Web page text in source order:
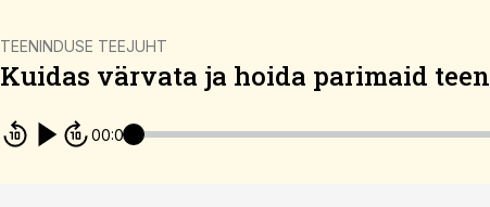
TEENINDUSE TEEJUHT
Kuidas värvata ja hoida parimaid
00:00